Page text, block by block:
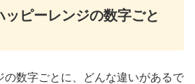
ッピーレンジの数字ごと
の数字ごとに、どんな違いがあるで